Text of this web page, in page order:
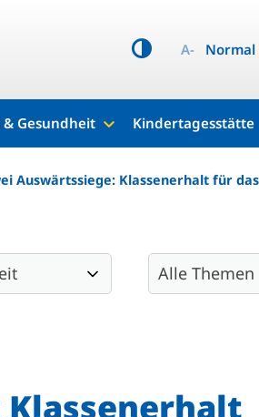
A- Normal
& Gesundheit Kindertagesstätte
Auswärtssiege: Klassenerhalt für das